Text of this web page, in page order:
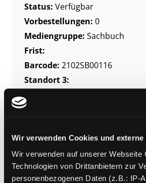
Wir verwenden Cookies und externe
Wir verwenden auf unserer Webseite
Technologien von Drittanbietern zur
personenbezogenen Daten (z.B.: IP-
Status: Verfügbar
Vorbestellungen: 0
Mediengruppe: Sachbuch
Frist:
Barcode: 2102SB00116
Standort 3:
Signatur: NK.QW MES
Standort 2: Ausleihe
Status:
Verfügbar